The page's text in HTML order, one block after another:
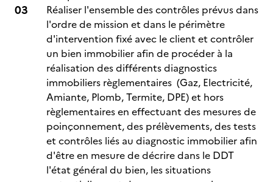
Réaliser l'ensemble des contrôles prévus dans
l'ordre de mission et dans le périmètre
d'intervention fixé avec le client et contrôler
un bien immobilier afin de procéder à la
réalisation des différents diagnostics
immobiliers règlementaires (Gaz, Electricité,
Amiante, Plomb, Termite, DPE) et hors
règlementaires en effectuant des mesures de
poinçonnement, des prélèvements, des tests
et contrôles liés au diagnostic immobilier afin
d'être en mesure de décrire dans le DDT
l'état général du bien, les situations